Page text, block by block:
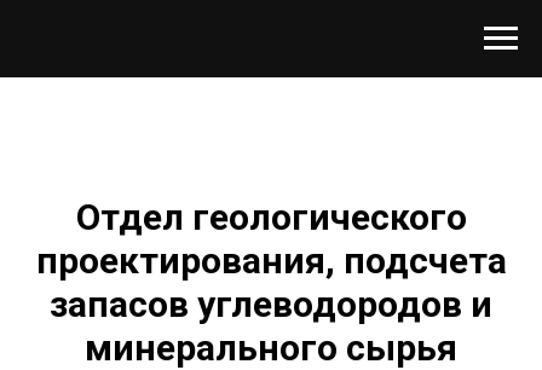
Отдел геологического
проектирования, подсчета
запасов углеводородов и
минерального сырья